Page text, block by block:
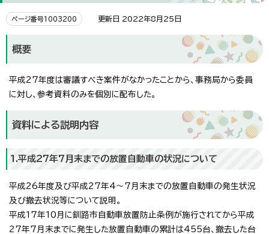
ページ番号1003200 更新日 2022年8月25日
概要
平成27年度は審議すべき案件がなかったことから、事務局から委員
に対し、参考資料のみを個別に配布した。
資料による説明内容
1.平成27年7月末までの放置自動車の状況について
平成26年度及び平成27年4～7月末までの放置自動車の発生状況
及び撤去状況等について説明。
平成17年10月に釧路市自動車放置防止条例が施行されてから平成
27年7月末までに発生した放置自動車の累計は455台、撤去した台